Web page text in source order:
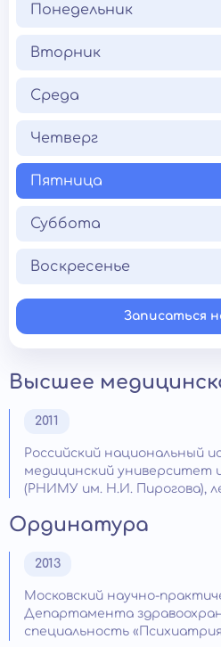
Понедельник
Вторник
Среда
Четверг
Пятница
Суббота
Воскресенье
Записаться
Высшее
2011
Российский национальный
медицинский университет
(РНИМУ им. Н.И. Пирогова),
Ординатура
2013
Московский научно-
Департамента
специальность